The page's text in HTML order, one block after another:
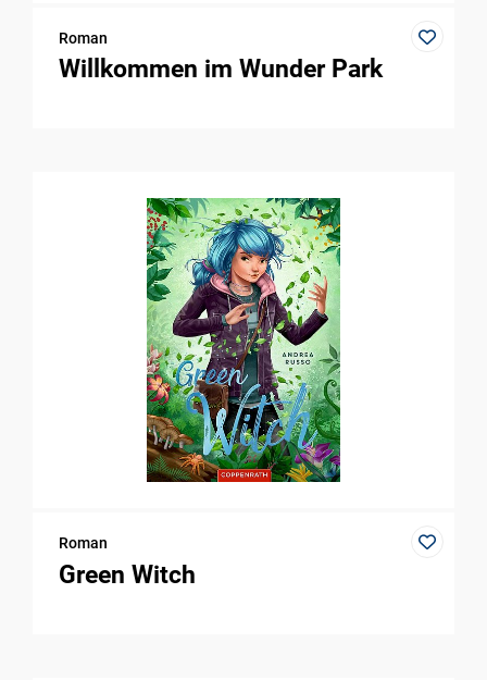
Roman
Willkommen im Wunder Park
Roman
Green Witch